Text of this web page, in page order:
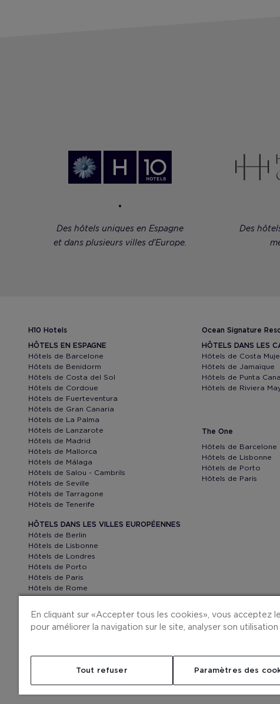
Des hôtels uniques en Espagne
et dans plusieurs villes d'Europe.
Des
H10 Hotels
HÔTELS EN ESPAGNE
Hôtels de Barcelone
Hôtels de Benidorm
Hôtels de Costa del Sol
Hôtels de Cordoue
Hôtels de Fuerteventura
Hôtels de Gran Canaria
Hôtels de La Palma
Hôtels de Lanzarote
Hôtels de Madrid
Hôtels de Mallorca
Hôtels de Málaga
Hôtels de Salou - Cambrils
Hôtels de Seville
Hôtels de Tarragone
Hôtels de Tenerife
HÔTELS DANS LES VILLES EUROPÉENNES
Hôtels de Berlin
Hôtels de Lisbonne
Hôtels de Londres
Hôtels de Porto
Hôtels de Paris
Hôtels de Rome
Hôtels de Venise
Ocean Signature
HÔTELS DANS LES
Hôtels de Costa
Hôtels de Jamaïque
Hôtels de Punta Cana
Hôtels de Riviera
The One
Hôtels de Barcelone
Hôtels de Lisbonne
Hôtels de Porto
Hôtels de Paris
LA COMPAGNIE SALLE DE PRESSE
En cliquant sur « Accepter tous les cookies », vous
pour améliorer la navigation sur le site, analyser son
Tout refuser Paramètres des